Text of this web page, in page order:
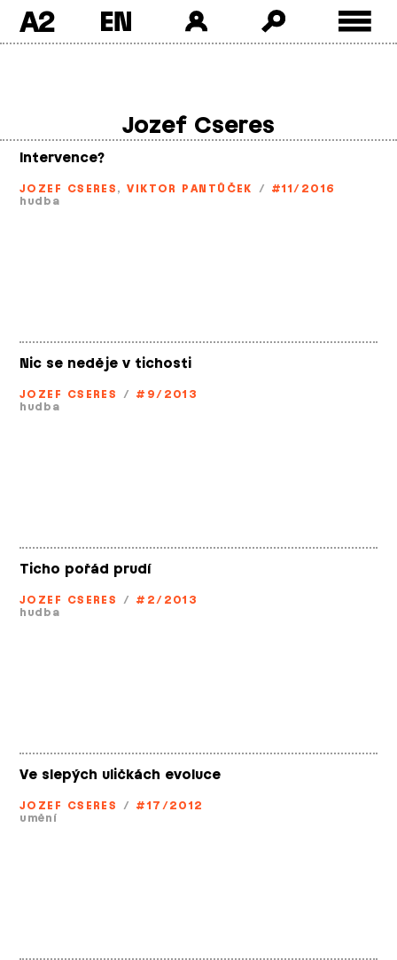
A2
Jozef Cseres
Intervence?
JOZEF CSERES, VIKTOR PANTŮČEK / #11/2016
hudba
Nic se neděje v tichosti
JOZEF CSERES / #9/2013
hudba
Ticho pořád prudí
JOZEF CSERES / #2/2013
hudba
Ve slepých uličkách evoluce
JOZEF CSERES / #17/2012
umění